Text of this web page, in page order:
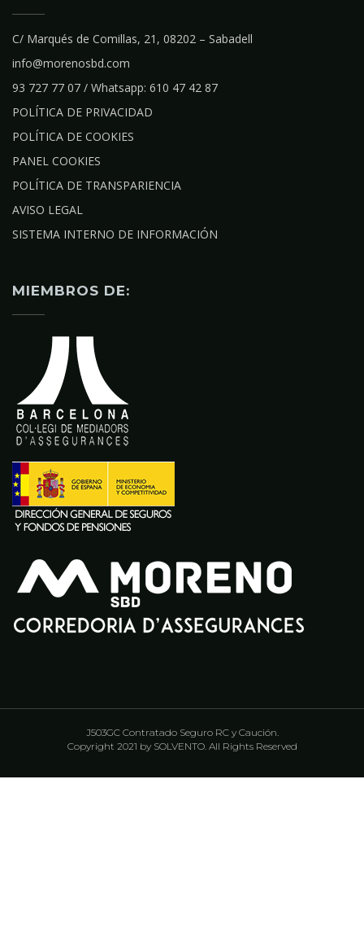
C/ Marqués de Comillas, 21, 08202 – Sabadell
info@morenosbd.com
93 727 77 07 / Whatsapp: 610 47 42 87
POLÍTICA DE PRIVACIDAD
POLÍTICA DE COOKIES
PANEL COOKIES
POLÍTICA DE TRANSPARIENCIA
AVISO LEGAL
SISTEMA INTERNO DE INFORMACIÓN
MIEMBROS DE:
J503GC Contratado Seguro RC y Caución.
Copyright 2021 by SOLVENTO. All Rights Reserved